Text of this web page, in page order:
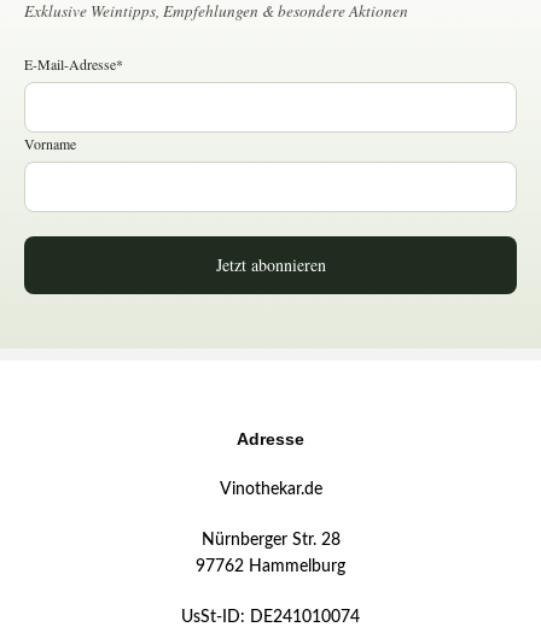
Exklusive Weintipps, Empfehlungen & besondere Aktionen
E-Mail-Adresse*
Vorname
Jetzt abonnieren
Adresse
Vinothekar.de
Nürnberger Str. 28
97762 Hammelburg
UsSt-ID: DE241010074